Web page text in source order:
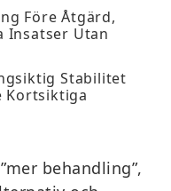
Före Åtgärd,
Insatser Utan
Stabilitet
Kortsiktiga
behandling”,